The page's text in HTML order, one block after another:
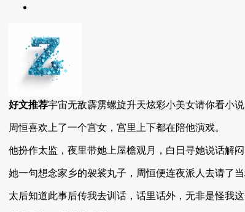
好文推荐宇宙无敌霹雳螺旋升天炫彩小美女请你看小说
周恒喜欢上了一个宫女，宫里上下都在陪他演戏。
他扮作太监，夜里带她上屋檐观月，白日寻她说话解闷
她一句想念家乡的袈裟丸子，周恒便连夜派人去请了当
太后知道此事后传我去训话，话里话外，无非是怪我这